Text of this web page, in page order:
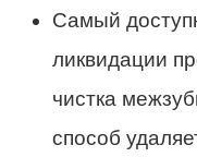
Самый
ликвидации
чистка
способ